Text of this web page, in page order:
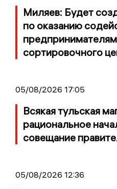
Миляев: Будет
по оказанию
сортировочного
05/08/2026 17:05
Всякая тульская
рациональное
совещание
05/08/2026 12:36